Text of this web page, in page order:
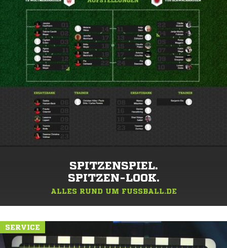
SPITZENSPIEL.
SPITZEN-LOOK.
ALLES RUND UM FUSSBALL.DE
SERVICE